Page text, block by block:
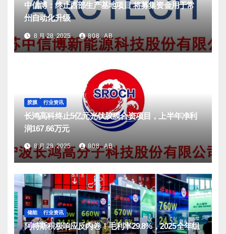
中信博：终止西部生产基地项目 将募集资金用于常
州自动化升级
8 月 28, 2025 808, AB
胶膜 行业资讯
长鸿高科终止5亿元光伏胶膜合资项目，上半年净利
润167.66万元
8 月 28, 2025 808, AB
储能 行业资讯
阿特斯积极响应反内卷！毛利率29.8%，2025全年组